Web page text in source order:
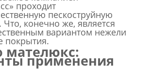
проходит
пескоструйную
Что, конечно же, является
вариантом нежели
покрытия.
мателюкс:
применения